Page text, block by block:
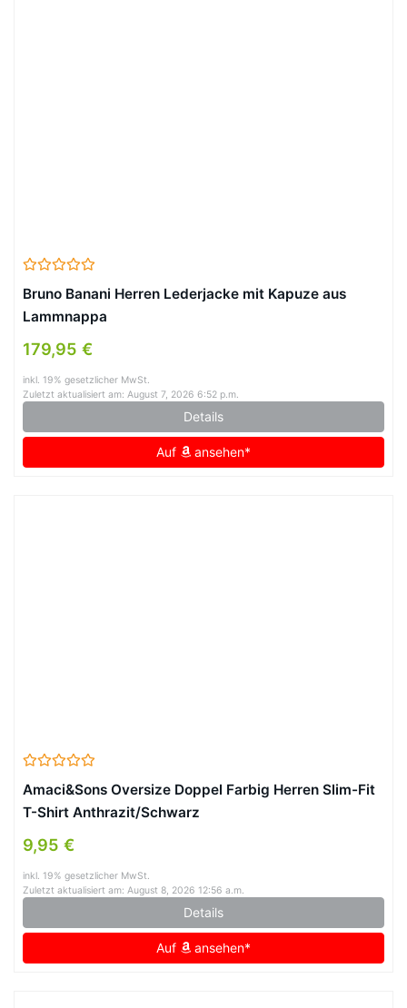
Bruno Banani Herren Lederjacke mit Kapuze aus
Lammnappa
179,95 €
inkl. 19% gesetzlicher MwSt.
Zuletzt aktualisiert am: August 7, 2026 6:52 p.m.
Details
Auf ansehen*
Amaci&Sons Oversize Doppel Farbig Herren Slim-Fit
T-Shirt Anthrazit/Schwarz
9,95 €
inkl. 19% gesetzlicher MwSt.
Zuletzt aktualisiert am: August 8, 2026 12:56 a.m.
Details
Auf ansehen*